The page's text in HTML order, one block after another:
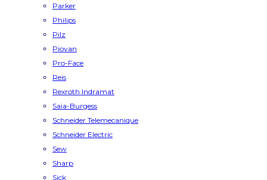
Parker
Philips
Pilz
Piovan
Pro-Face
Reis
Rexroth Indramat
Saia-Burgess
Schneider Telemecanique
Schneider Electric
Sew
Sharp
Sick